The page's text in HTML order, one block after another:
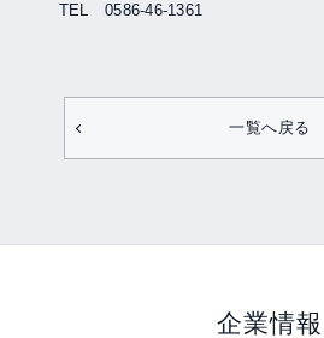
TEL 0586-46-1361
一覧へ戻る
企業情報